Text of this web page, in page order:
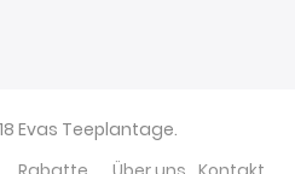
Evas Teeplantage.